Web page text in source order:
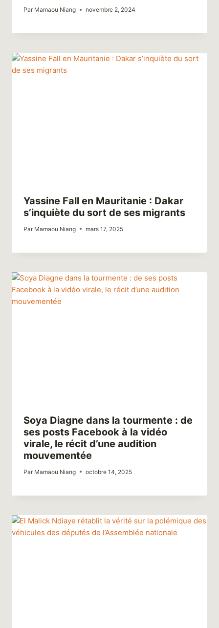
Par Mamaou Niang novembre 2, 2024
Yassine Fall en Mauritanie : Dakar
s’inquiète du sort de ses migrants
Par Mamaou Niang mars 17, 2025
Soya Diagne dans la tourmente : de
ses posts Facebook à la vidéo
virale, le récit d’une audition
mouvementée
Par Mamaou Niang octobre 14, 2025